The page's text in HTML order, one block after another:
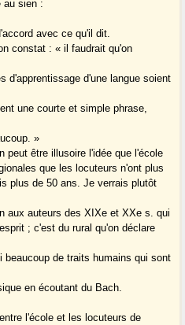
au sien :
avec ce qu'il dit.
constat : « il faudrait qu'on
d'apprentissage d'une langue soient
une courte et simple phrase,
»
peut être illusoire l'idée que l'école
que les locuteurs n'ont plus
plus de 50 ans. Je verrais plutôt
aux auteurs des XIXe et XXe s. qui
; c'est du rural qu'on déclare
de traits humains qui sont
en écoutant du Bach.
l'école et les locuteurs de